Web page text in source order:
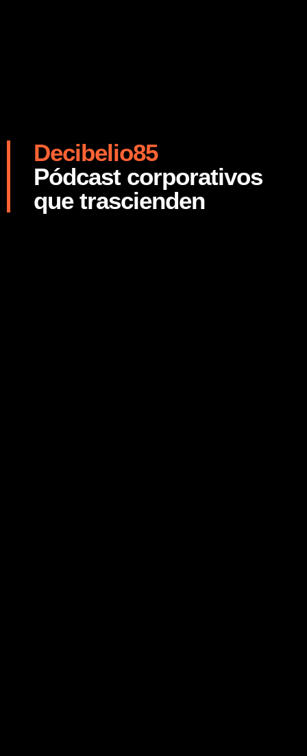
Decibelio85
Pódcast corporativos
que trascienden